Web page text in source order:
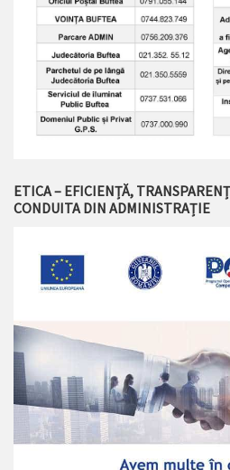
ETICA – EFICIENȚĂ,
CONDUITA DIN ADMINISTRAȚIE